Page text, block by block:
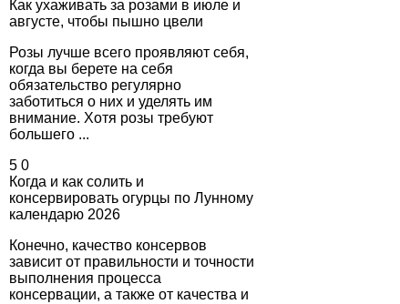
Как ухаживать за розами в июле и
августе, чтобы пышно цвели
Розы лучше всего проявляют себя,
когда вы берете на себя
обязательство регулярно
заботиться о них и уделять им
внимание. Хотя розы требуют
большего ...
5 0
Когда и как солить и
консервировать огурцы по Лунному
календарю 2026
Конечно, качество консервов
зависит от правильности и точности
выполнения процесса
консервации, а также от качества и